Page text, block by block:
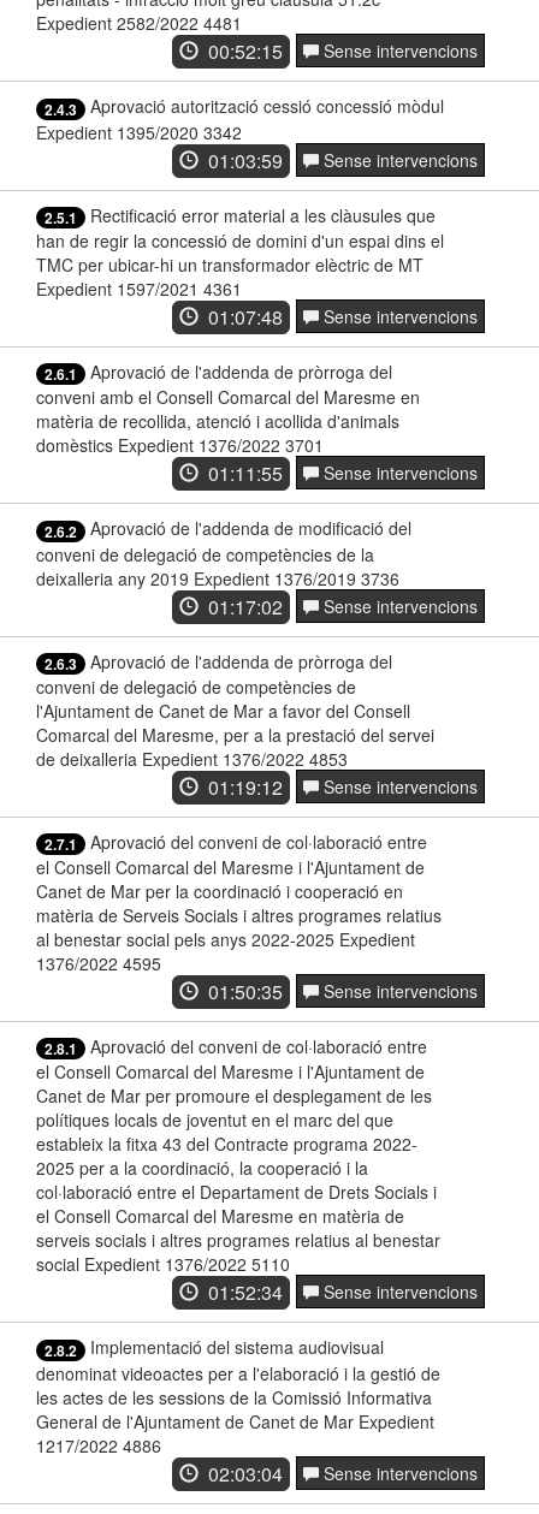
Expedient 2582/2022 4481
00:52:15 Sense intervencions
2.4.3
Aprovació autorització cessió concessió mòdul
Expedient 1395/2020 3342
01:03:59 Sense intervencions
2.5.1
Rectificació error material a les clàusules que
han de regir la concessió de domini d'un espai dins el
TMC per ubicar-hi un transformador elèctric de MT
Expedient 1597/2021 4361
01:07:48 Sense intervencions
2.6.1
Aprovació de l'addenda de pròrroga del
conveni amb el Consell Comarcal del Maresme en
matèria de recollida, atenció i acollida d'animals
domèstics Expedient 1376/2022 3701
01:11:55 Sense intervencions
2.6.2
Aprovació de l'addenda de modificació del
conveni de delegació de competències de la
deixalleria any 2019 Expedient 1376/2019 3736
01:17:02 Sense intervencions
2.6.3
Aprovació de l'addenda de pròrroga del
conveni de delegació de competències de
l'Ajuntament de Canet de Mar a favor del Consell
Comarcal del Maresme, per a la prestació del servei
de deixalleria Expedient 1376/2022 4853
01:19:12 Sense intervencions
2.7.1
Aprovació del conveni de col·laboració entre
el Consell Comarcal del Maresme i l'Ajuntament de
Canet de Mar per la coordinació i cooperació en
matèria de Serveis Socials i altres programes relatius
al benestar social pels anys 2022-2025 Expedient
1376/2022 4595
01:50:35 Sense intervencions
2.8.1
Aprovació del conveni de col·laboració entre
el Consell Comarcal del Maresme i l'Ajuntament de
Canet de Mar per promoure el desplegament de les
polítiques locals de joventut en el marc del que
estableix la fitxa 43 del Contracte programa 2022-
2025 per a la coordinació, la cooperació i la
col·laboració entre el Departament de Drets Socials i
el Consell Comarcal del Maresme en matèria de
serveis socials i altres programes relatius al benestar
social Expedient 1376/2022 5110
01:52:34 Sense intervencions
2.8.2
Implementació del sistema audiovisual
denominat videoactes per a l'elaboració i la gestió de
les actes de les sessions de la Comissió Informativa
General de l'Ajuntament de Canet de Mar Expedient
1217/2022 4886
02:03:04 Sense intervencions